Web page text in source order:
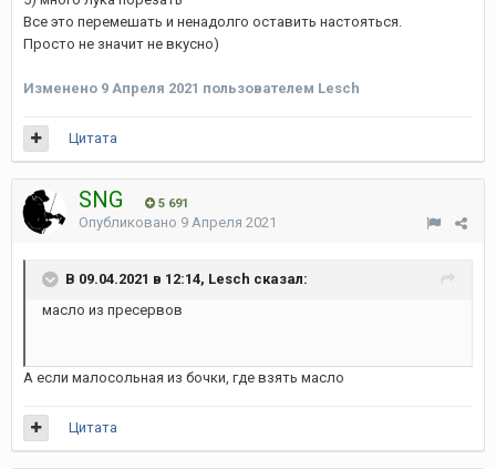
Все это перемешать и ненадолго оставить настояться.
Просто не значит не вкусно)
Изменено 9 Апреля 2021 пользователем Lesch
Цитата
SNG 5 691
Опубликовано 9 Апреля 2021
В 09.04.2021 в 12:14, Lesch сказал:
масло из пресервов
А если малосольная из бочки, где взять масло
Цитата